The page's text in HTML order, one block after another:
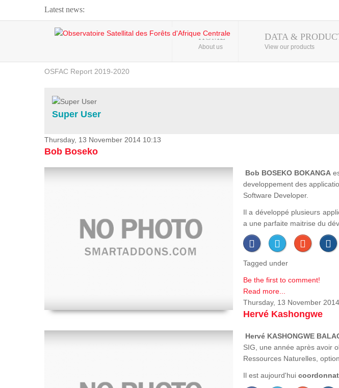
Latest news:
Webinar about Large Scale Monitoring and Land ...
OSFAC Video - Addressing climate change from the ...
OSFAC Report 2019-2020
Flooding and Erosion in Kinshasa - Open Cities ...
HOME
About us
DATA &
View our products
Super User
Thursday, 13 November 2014 10:13
Bob Boseko
Bob BOSEKO BOKANGA
developpement des
Software Developer.
Il a développé plusieurs
a une parfaite maitrise du
Tagged under
Be the first to comment!
Read more...
Thursday, 13 November
Hervé Kashongwe
Hervé KASHONGWE
SIG, une année après avoir
Ressources Naturelles,
Il est aujourd'hui